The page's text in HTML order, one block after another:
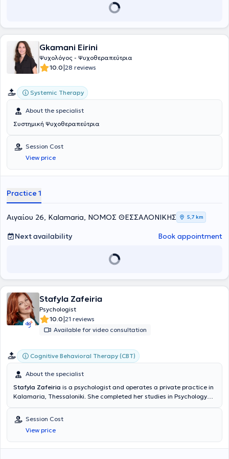
conferences, workshops, and seminars, presenting lectures, papers,
Gkamani Eirini
Ψυχολόγος - Ψυχοθεραπεύτρια
10.0|28 reviews
Systemic Therapy
About the specialist
Συστημική Ψυχοθεραπεύτρια
Session Cost
View price
Practice 1
Αιγαίου 26, Kalamaria, ΝΟΜΟΣ ΘΕΣΣΑΛΟΝΙΚΗΣ 5,7 km
Next availability Book appointment
Stafyla Zafeiria
Psychologist
10.0|21 reviews
Available for video consultation
Cognitive Behavioral Therapy (CBT)
About the specialist
Stafyla Zafeiria is a psychologist and operates a private practice in
Kalamaria, Thessaloniki. She completed her studies in Psychology
her Master's degree in Special Education from the Medical
University of Plovdiv. Furthermore, she holds a Master's degree in
Clinical and Community Psychology from the University of East, and
has specialized in Perinatal Mental Health at the University of
Session Cost
View price